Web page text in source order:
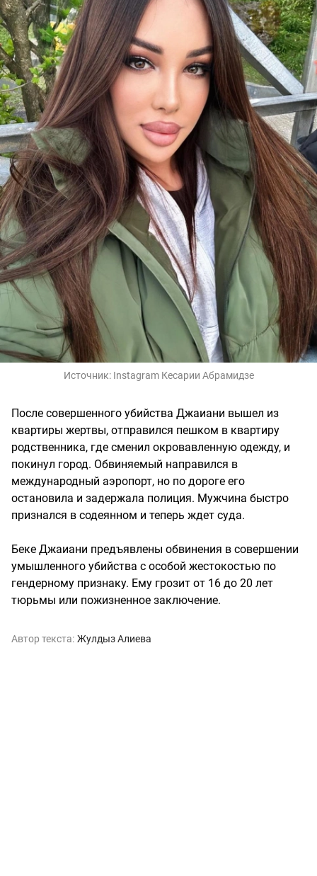
Источник: Instagram Кесарии Абрамидзе
После совершенного убийства Джаиани вышел из
квартиры жертвы, отправился пешком в квартиру
родственника, где сменил окровавленную одежду, и
покинул город. Обвиняемый направился в
международный аэропорт, но по дороге его
остановила и задержала полиция. Мужчина быстро
признался в содеянном и теперь ждет суда.
Беке Джаиани предъявлены обвинения в совершении
умышленного убийства с особой жестокостью по
гендерному признаку. Ему грозит от 16 до 20 лет
тюрьмы или пожизненное заключение.
Автор текста: Жулдыз Алиева